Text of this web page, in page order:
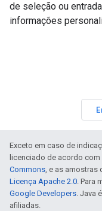
de seleção ou
informações
Exceto em caso de
licenciado de acordo com
Commons, e as amostras
Licença Apache 2.0. Para
Google Developers. Java
afiliadas.